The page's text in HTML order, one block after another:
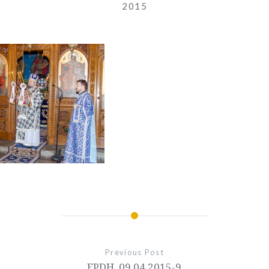
2015
Previous Post